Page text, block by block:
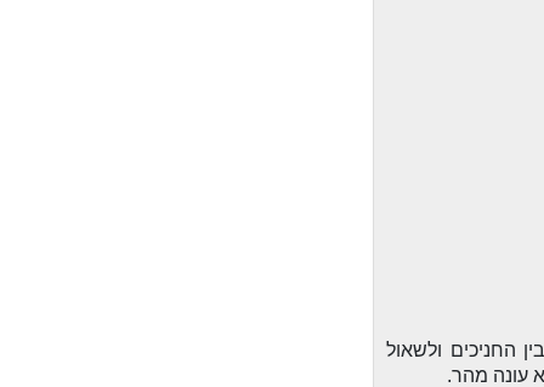
החניכים ולשאול
עונה מהר.